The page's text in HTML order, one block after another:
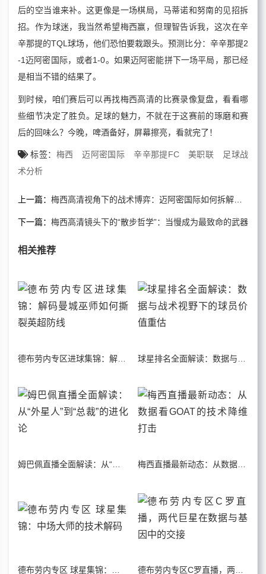
后的空当谁来补。这更像是一场棋局，马蒂诺和努南的见招拆
招。作为球迷，我当然希望梅西赢，但理智告诉我，这次在辛
辛那提的TQL球场，他们恐怕要栽跟头。预测比分：辛辛那提2
-1迈阿密国际，或者1-0。如果迈阿密能拼下一场平局，那已经
是相当不错的结果了。
到时候，咱们赛后可以再找梅西高清的比赛录像复盘，看看哪
些细节决定了胜负。足球的魅力，不就在于这赛前的琢磨和赛
后的回味么？今晚，啤酒备好，屏幕擦亮，看就完了！
标签： 梅西 迈阿密国际 辛辛那提FC 美职联
足球战
术分析
上一篇： 梅西高清视角下的战术博弈：迈阿密国际如何拆解辛辛那提的钢铁防线？
下一篇： 梅西高清镜头下的“散步哲学”：当慢成为最致命的武器
相关推荐
梅西直播最新动态：从数据看GOAT的技术降维打击
德布劳内专区 球星集锦：中场大师的技术解码 德布劳内专区C罗直播，两代巨星在数据与基因中的交接